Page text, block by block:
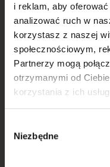
i reklam, aby
analizować ruch w
korzystasz z naszej
społecznościowym,
Partnerzy mogą
otrzymanymi od
korzystania z ich
zgody
Niezbędne
Nowe
współpracy 7 europejskich
jest przesuwać